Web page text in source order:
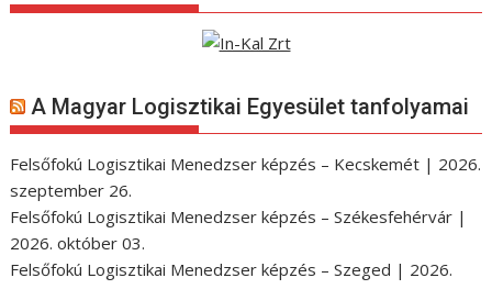
A Magyar Logisztikai Egyesület tanfolyamai
Felsőfokú Logisztikai Menedzser képzés – Kecskemét | 2026.
szeptember 26.
Felsőfokú Logisztikai Menedzser képzés – Székesfehérvár |
2026. október 03.
Felsőfokú Logisztikai Menedzser képzés – Szeged | 2026.